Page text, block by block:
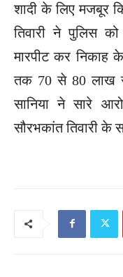
शादी के लिए मजबूर
तिवारी ने पुलिस
मारपीट कर निकाह
तक 70 से 80 लाख
सानिया ने सारे
सौरभकांत तिवारी के